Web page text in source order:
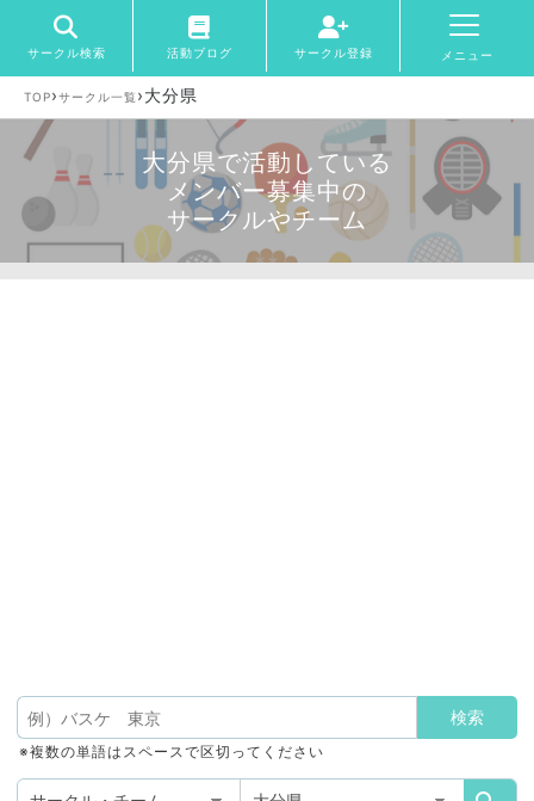
サークル検索 活動ブログ サークル登録 メニュー
TOP›サークル一覧 ›大分県
大分県で活動している
メンバー募集中の
サークルやチーム
※複数の単語はスペースで区切ってください